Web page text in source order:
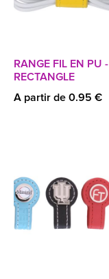
RANGE FIL EN PU -
RECTANGLE
A partir de 0.95 €